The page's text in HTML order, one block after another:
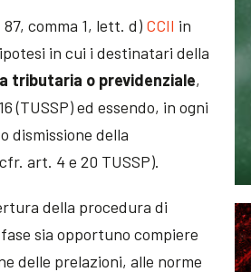
comma 1, lett. d) CCII in
in cui i destinatari della
tributaria o previdenziale,
(TUSSP) ed essendo, in ogni
dismissione della
art. 4 e 20 TUSSP).
della procedura di
sia opportuno compiere
delle prelazioni, alle norme